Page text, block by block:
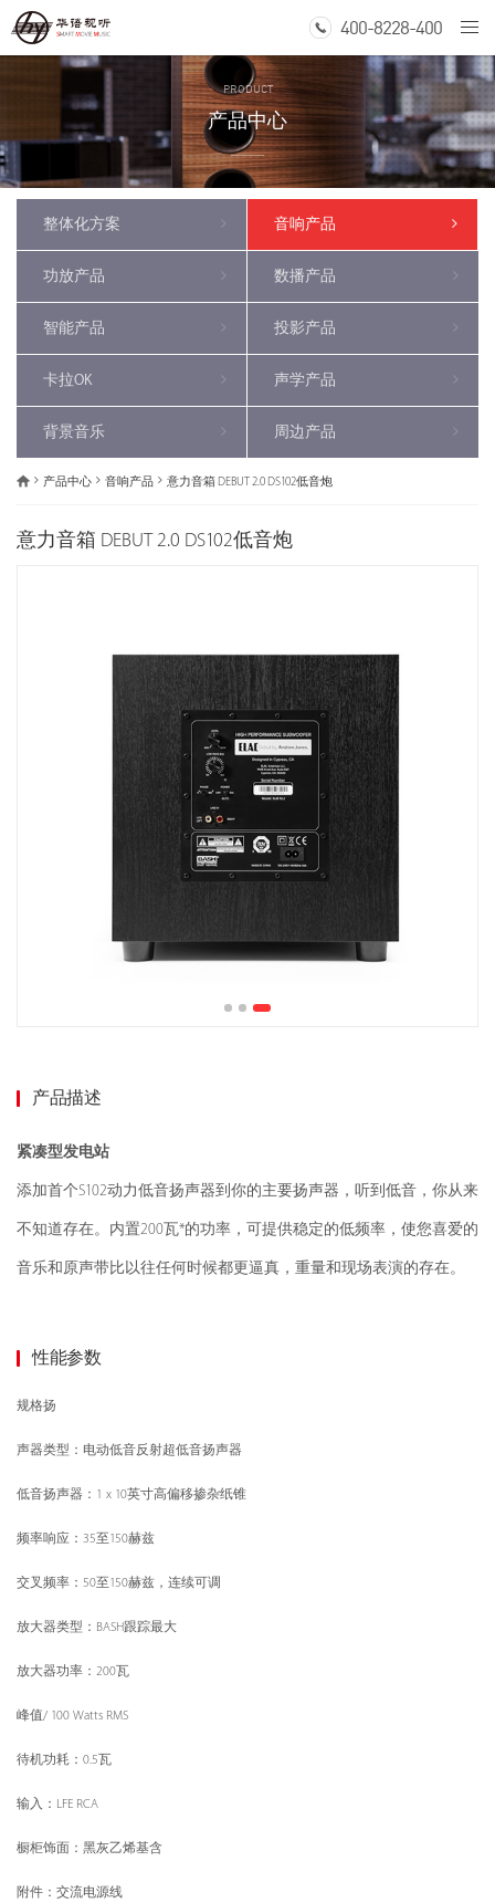
400-8228-400
PRODUCT
产品中心
整体化方案 音响产品
功放产品 数播产品
智能产品 投影产品
卡拉OK 声学产品
背景音乐 周边产品
产品中心 音响产品 意力音箱 DEBUT 2.0 DS102低音炮
意力音箱 DEBUT 2.0 DS102低音炮
产品描述
紧凑型发电站
添加首个S102动力低音扬声器到你的主要扬声器，听到低音，你从来
不知道存在。 内置200瓦*的功率，可提供稳定的低频率，使您喜爱的
音乐和原声带比以往任何时候都更逼真，重量和现场表演的存在。
性能参数
规格扬
声器类型：电动低音反射超低音扬声器
低音扬声器：1 x 10英寸高偏移掺杂纸锥
频率响应：35至150赫兹
交叉频率：50至150赫兹，连续可调
放大器类型：BASH跟踪最大
放大器功率：200瓦
峰值/ 100 Watts RMS
待机功耗：0.5瓦
输入：LFE RCA
橱柜饰面：黑灰乙烯基含
附件：交流电源线